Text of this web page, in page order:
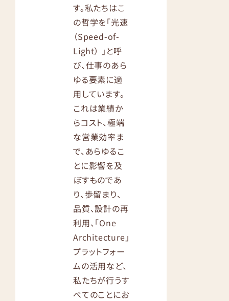
す。私たちはこ
の哲学を「光速
（Speed-of-
Light） 」と呼
び、仕事のあら
ゆる要素に適
用しています。
これは業績か
らコスト、極端
な営業効率ま
で、あらゆるこ
とに影響を及
ぼすものであ
り、歩留まり、
品質、設計の再
利用、「One
Architecture」
プラットフォー
ムの活用など、
私たちが行うす
べてのことにお